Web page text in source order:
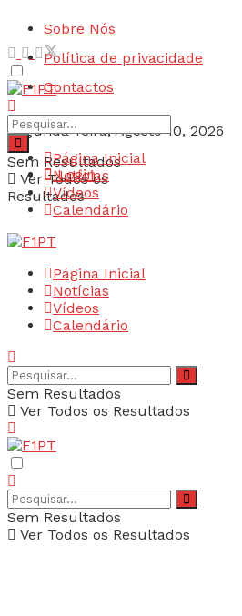
Sobre Nós
Política de privacidade
Contactos
Segunda-feira, Agosto 10, 2026
Login
Sem Resultados
Ver Todos os
Resultados
Página Inicial
Notícias
Vídeos
Calendário
Página Inicial
Notícias
Vídeos
Calendário
Sem Resultados
Ver Todos os Resultados
Sem Resultados
Ver Todos os Resultados